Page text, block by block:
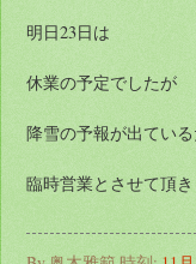
明日23日は
休業の予定でしたが
降雪の予報が出てい
臨時営業とさせて頂